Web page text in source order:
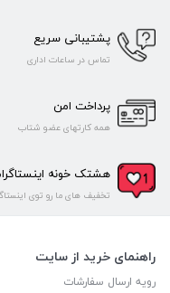
پشتیبانی سریع
تماس در ساعات اداری
پرداخت امن
همه کارتهای عضو شتاب
هشتک خونه
تخفیف های ما رو توی
راهنمای خرید از سایت
رویه ارسال سفارشات